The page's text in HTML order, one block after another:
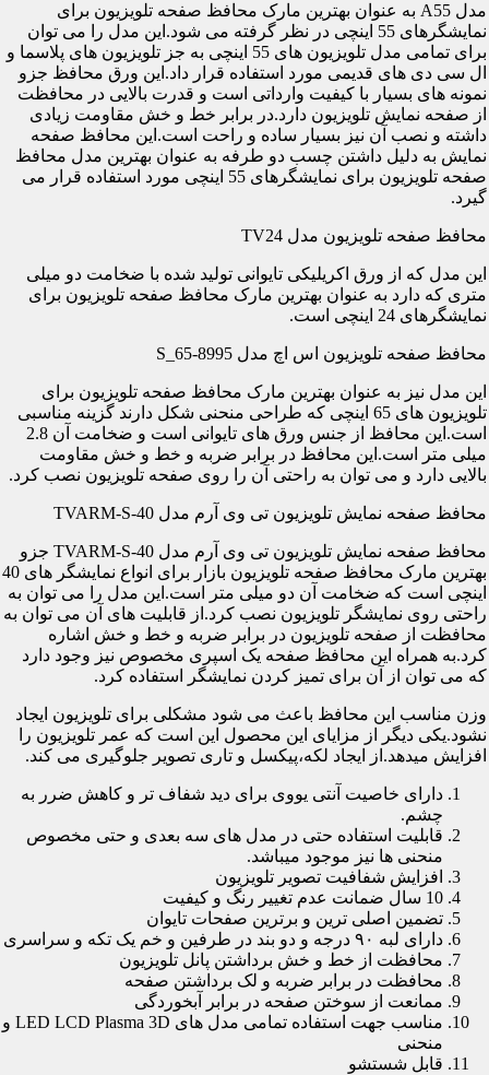
مدل A55 به عنوان بهترین مارک محافظ صفحه تلویزیون برای
نمایشگرهای 55 اینچی در نظر گرفته می شود.این مدل را می توان
برای تمامی مدل تلویزیون های 55 اینچی به جز تلویزیون های پلاسما و
ال سی دی های قدیمی مورد استفاده قرار داد.این ورق محافظ جزو
نمونه های بسیار با کیفیت وارداتی است و قدرت بالایی در محافظت
از صفحه نمایش تلویزیون دارد.در برابر خط و خش مقاومت زیادی
داشته و نصب آن نیز بسیار ساده و راحت است.این محافظ صفحه
نمایش به دلیل داشتن چسب دو طرفه به عنوان بهترین مدل محافظ
صفحه تلویزیون برای نمایشگرهای 55 اینچی مورد استفاده قرار می
گیرد.
محافظ صفحه تلویزیون مدل TV24
این مدل که از ورق اکریلیکی تایوانی تولید شده با ضخامت دو میلی
متری که دارد به عنوان بهترین مارک محافظ صفحه تلویزیون برای
نمایشگرهای 24 اینچی است.
محافظ صفحه تلویزیون اس اچ مدل S_65-8995
این مدل نیز به عنوان بهترین مارک محافظ صفحه تلویزیون برای
تلویزیون های 65 اینچی که طراحی منحنی شکل دارند گزینه مناسبی
است.این محافظ از جنس ورق های تایوانی است و ضخامت آن 2.8
میلی متر است.این محافظ در برابر ضربه و خط و خش مقاومت
بالایی دارد و می توان به راحتی آن را روی صفحه تلویزیون نصب کرد.
محافظ صفحه نمایش تلویزیون تی وی آرم مدل TVARM-S-40
محافظ صفحه نمایش تلویزیون تی وی آرم مدل TVARM-S-40 جزو
بهترین مارک محافظ صفحه تلویزیون بازار برای انواع نمایشگر های 40
اینچی است که ضخامت آن دو میلی متر است.این مدل را می توان به
راحتی روی نمایشگر تلویزیون نصب کرد.از قابلیت های آن می توان به
محافظت از صفحه تلویزیون در برابر ضربه و خط و خش اشاره
کرد.به همراه این محافظ صفحه یک اسپری مخصوص نیز وجود دارد
که می توان از آن برای تمیز کردن نمایشگر استفاده کرد.
وزن مناسب این محافظ باعث می شود مشکلی برای تلویزیون ایجاد
نشود.یکی دیگر از مزایای این محصول این است که عمر تلویزیون را
افزایش میدهد.از ایجاد لکه،پیکسل و تاری تصویر جلوگیری می کند.
دارای خاصیت آنتی یووی برای دید شفاف تر و کاهش ضرر به
چشم.
قابلیت استفاده حتی در مدل های سه بعدی و حتی مخصوص
منحنی ها نیز موجود میباشد.
افزایش شفافیت تصویر تلویزیون
10 سال ضمانت عدم تغییر رنگ و کیفیت
تضمین اصلی ترین و برترین صفحات تایوان
دارای لبه ۹۰ درجه و دو بند در طرفین و خم یک تکه و سراسری
محافظت از خط و خش برداشتن پانل تلویزیون
محافظت در برابر ضربه و لک برداشتن صفحه
ممانعت از سوختن صفحه در برابر آبخوردگی
مناسب جهت استفاده تمامی مدل های LED LCD Plasma 3D و
منحنی
قابل شستشو